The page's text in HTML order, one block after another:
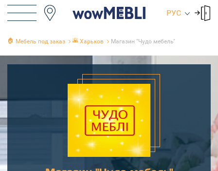
РУС
🏠 Мебель под заказ 🌇 Харьков Магазин "Чудо мебель"